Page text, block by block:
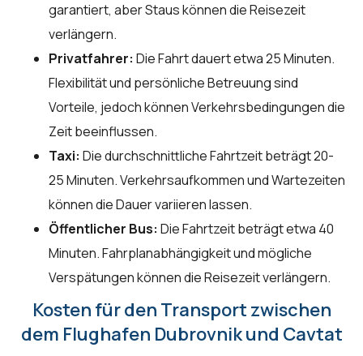
garantiert, aber Staus können die Reisezeit
verlängern.
Privatfahrer: Die Fahrt dauert etwa 25 Minuten.
Flexibilität und persönliche Betreuung sind
Vorteile, jedoch können Verkehrsbedingungen die
Zeit beeinflussen.
Taxi: Die durchschnittliche Fahrtzeit beträgt 20-
25 Minuten. Verkehrsaufkommen und Wartezeiten
können die Dauer variieren lassen.
Öffentlicher Bus: Die Fahrtzeit beträgt etwa 40
Minuten. Fahrplanabhängigkeit und mögliche
Verspätungen können die Reisezeit verlängern.
Kosten für den Transport zwischen
dem Flughafen Dubrovnik und Cavtat